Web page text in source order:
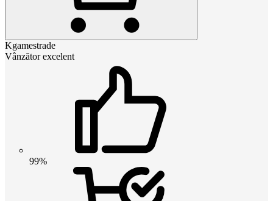
Kgamestrade
Vânzător excelent
99%